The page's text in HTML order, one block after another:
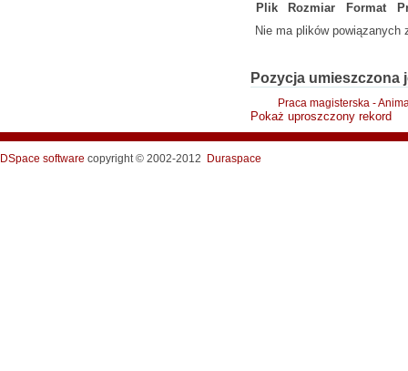
Plik Rozmiar Format
Nie ma plików powiązanych
Pozycja
Praca magisterska -
Pokaż uproszczony rekord
DSpace software copyright © 2002-2012 Duraspace